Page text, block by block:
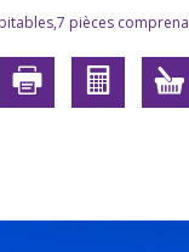
pièces